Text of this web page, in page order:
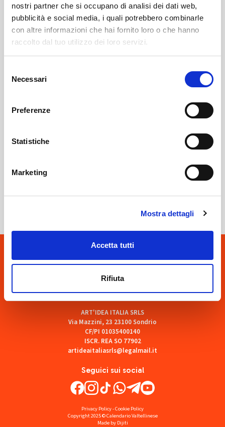
nostri partner che si occupano di analisi dei dati web,
pubblicità e social media, i quali potrebbero combinarle
con altre informazioni che hai fornito loro o che hanno
raccolto dal tuo utilizzo dei loro servizi.
delNecessari
Preferenze
Statistiche
Marketing
Mostra dettagli
Accetta tutti
Rifiuta
Sondrio Obituaries
Seguici sui social
ART'IDEA ITALIA SRLS
Via Mazzini, 23 23100 Sondrio
CF/PI 01035400140
ISCR. REA SO 77902
artideaitaliasrls@legalmail.it
Privacy Policy-Cookie Policy
Copyright 2025 © Calendario Valtellinese
Made by Dijiti